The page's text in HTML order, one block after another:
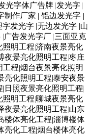
光字体广告牌 |发光字 |
制作厂家 | 铝边发光字 |
发光字 |无边发光字 |山
广告发光字厂 |三面亚克
明工程|济南夜景亮化
夜景亮化照明工程|枣庄
程|烟台夜景亮化照明
亮化照明工程|泰安夜景
日照夜景亮化照明工程|
明工程|聊城夜景亮化
夜景亮化照明工程|山东
楼体亮化工程|淄博楼体
亮化工程|烟台楼体亮化